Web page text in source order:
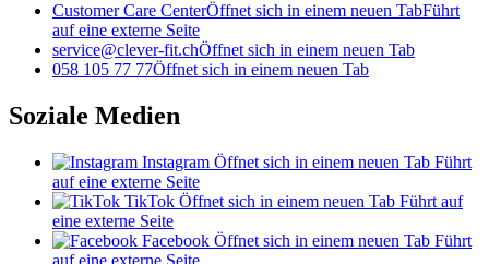
Customer Care CenterÖffnet sich in einem neuen TabFührt
auf eine externe Seite
service@clever-fit.chÖffnet sich in einem neuen Tab
058 105 77 77Öffnet sich in einem neuen Tab
Soziale Medien
Instagram Öffnet sich in einem neuen Tab Führt
auf eine externe Seite
TikTok Öffnet sich in einem neuen Tab Führt auf
eine externe Seite
Facebook Öffnet sich in einem neuen Tab Führt
auf eine externe Seite